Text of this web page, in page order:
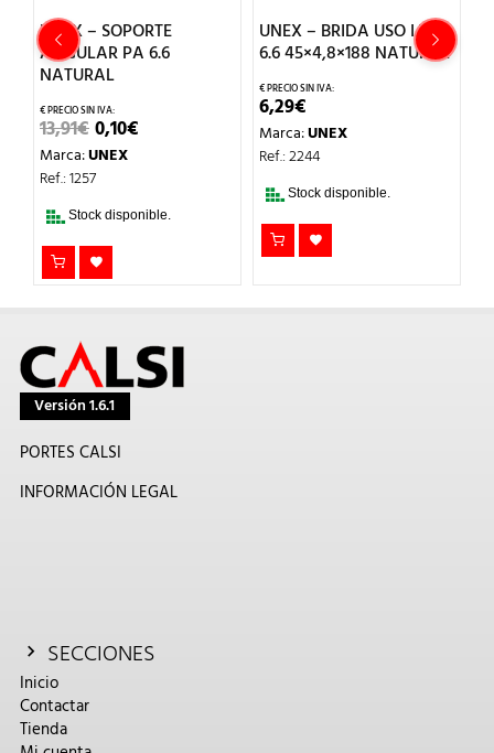
UNEX – BRIDA USO I.PA
6.6 45×4,8×188 NATURAL
6,29€
Marca:UNEX
Ref.: 2244
UNEX – BRIDA USO
EXT.PA 6.6W 76×7,7×299
21,97€
Marca:
Versión 1.6.1
PORTES CALSI
INFORMACIÓN LEGAL
SECCIONES
Inicio
Contactar
Tienda